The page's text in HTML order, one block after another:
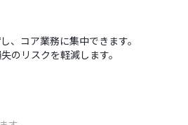
コア業務に集中できます。
のリスクを軽減します。